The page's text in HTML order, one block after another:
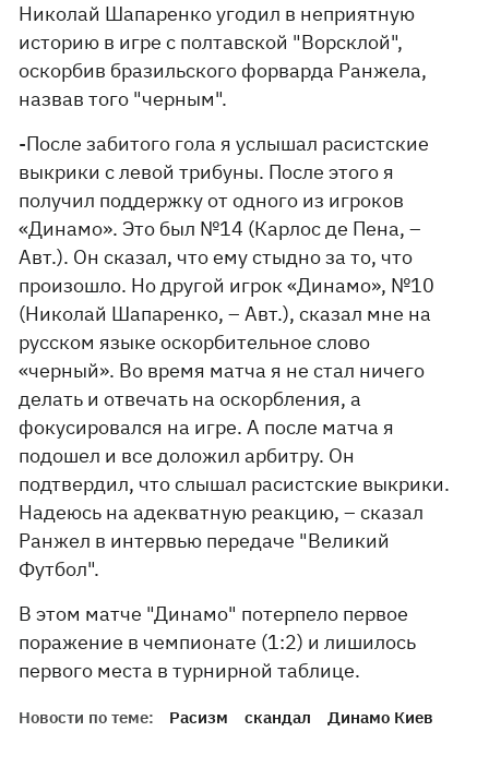
Николай Шапаренко угодил в неприятную
историю в игре с полтавской "Ворсклой",
оскорбив бразильского форварда Ранжела,
назвав того "черным".
-После забитого гола я услышал расистские
выкрики с левой трибуны. После этого я
получил поддержку от одного из игроков
«Динамо». Это был №14 (Карлос де Пена, –
Авт.). Он сказал, что ему стыдно за то, что
произошло. Но другой игрок «Динамо», №10
(Николай Шапаренко, – Авт.), сказал мне на
русском языке оскорбительное слово
«черный». Во время матча я не стал ничего
делать и отвечать на оскорбления, а
фокусировался на игре. А после матча я
подошел и все доложил арбитру. Он
подтвердил, что слышал расистские выкрики.
Надеюсь на адекватную реакцию, – сказал
Ранжел в интервью передаче "Великий
Футбол".
В этом матче "Динамо" потерпело первое
поражение в чемпионате (1:2) и лишилось
первого места в турнирной таблице.
Новости по теме: Расизм скандал Динамо Киев